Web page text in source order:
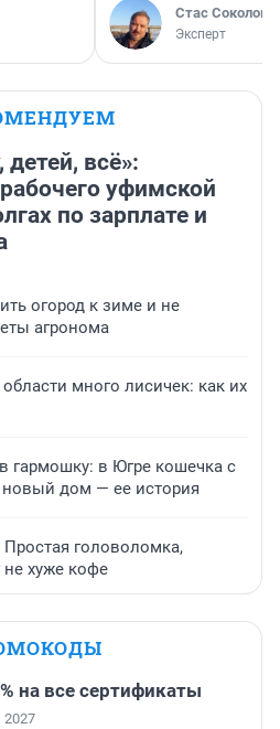
Стас Соколов
Эксперт
всё»:
уфимской
по зарплате и
огород к зиме и не
агронома
много лисичек: как их
гармошку: в Югре кошечка с
дом — ее история
головоломка,
не хуже кофе
на все сертификаты
2027